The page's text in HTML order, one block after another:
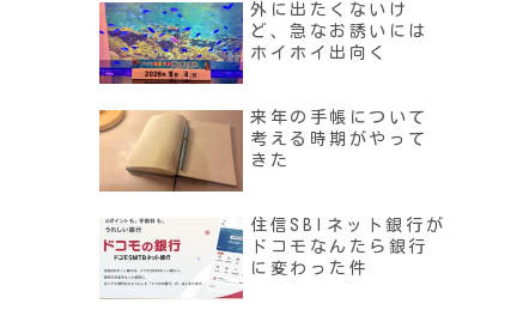
外に出たくないけ
ど、急なお誘いには
ホイホイ出向く
来年の手帳について
考える時期がやって
きた
住信SBIネット銀行が
ドコモなんたら銀行
に変わった件